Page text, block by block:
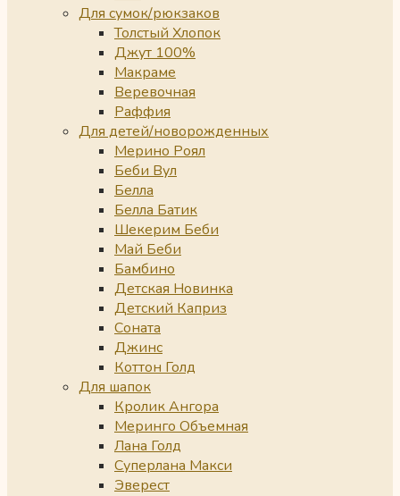
Для сумок/рюкзаков
Толстый Хлопок
Джут 100%
Макраме
Веревочная
Раффия
Для детей/новорожденных
Мерино Роял
Беби Вул
Белла
Белла Батик
Шекерим Беби
Май Беби
Бамбино
Детская Новинка
Детский Каприз
Соната
Джинс
Коттон Голд
Для шапок
Кролик Ангора
Меринго Объемная
Лана Голд
Суперлана Макси
Эверест